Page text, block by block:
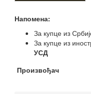
Напомена:
За купце из
За купце из
УСД
Произвођач